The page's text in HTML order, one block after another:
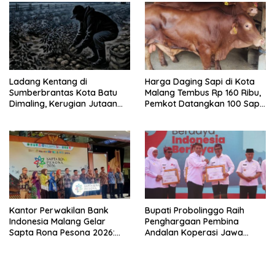
Ladang Kentang di
Sumberbrantas Kota Batu
Dimaling, Kerugian Jutaan
Harga Daging Sapi di Kota
Malang Tembus Rp 160 Ribu,
Pemkot Datangkan 100 Sapi
Kantor Perwakilan Bank
Indonesia Malang Gelar
Sapta Rona Pesona 2026:
Bupati Probolinggo Raih
Penghargaan Pembina
Andalan Koperasi Jawa